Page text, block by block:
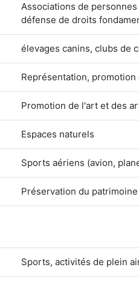
Associations de
défense de droits
élevages canins, clubs de
Représentation,
Promotion de l'art et des
Espaces naturels
Sports aériens (avion,
Préservation du patrimoine
Sports, activités de plein